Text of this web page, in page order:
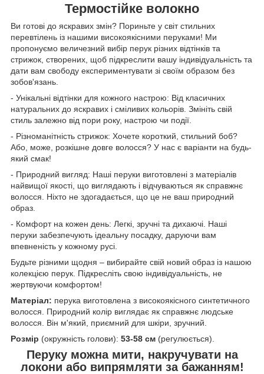
Термостійке волокно
Ви готові до яскравих змін? Пориньте у світ стильних
перевтілень із нашими високоякісними перуками! Ми
пропонуємо величезний вибір перук різних відтінків та
стрижок, створених, щоб підкреслити вашу індивідуальність та
дати вам свободу експериментувати зі своїм образом без
зобов'язань.
- Унікальні відтінки для кожного настрою: Від класичних
натуральних до яскравих і сміливих кольорів. Змініть свій
стиль залежно від пори року, настрою чи події.
- Різноманітність стрижок: Хочете короткий, стильний боб?
Або, може, розкішне довге волосся? У нас є варіанти на будь-
який смак!
- Природний вигляд: Наші перуки виготовлені з матеріалів
найвищої якості, що виглядають і відчуваються як справжнє
волосся. Ніхто не здогадається, що це не ваш природний
образ.
- Комфорт на кожен день: Легкі, зручні та дихаючі. Наші
перуки забезпечують ідеальну посадку, даруючи вам
впевненість у кожному русі.
Будьте різними щодня – вибирайте свій новий образ із нашою
колекцією перук. Підкресліть свою індивідуальність, не
жертвуючи комфортом!
Матеріал: перука виготовлена з високоякісного синтетичного
волосся. Природний колір виглядає як справжнє людське
волосся. Він м'який, приємний для шкіри, зручний.
Розмір (окружність голови): 53-58 см (регулюється).
Перуку можна мити, накручувати на
локони або випрямляти за бажанням!